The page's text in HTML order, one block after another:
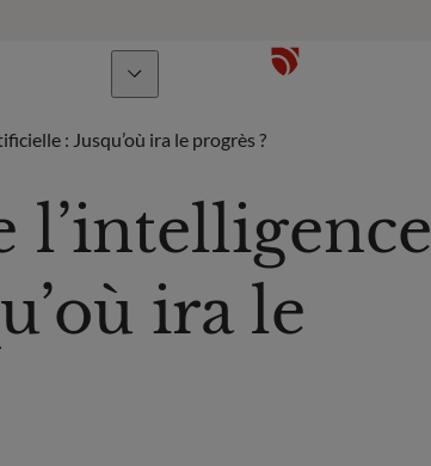
: Jusqu’où ira le progrès ?
l’intelligence
ira le